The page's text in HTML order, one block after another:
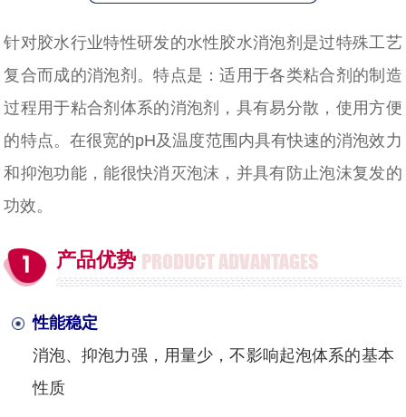
针对胶水行业特性研发的水性胶水消泡剂是过特殊工艺
复合而成的消泡剂。特点是：适用于各类粘合剂的制造
过程用于粘合剂体系的消泡剂，具有易分散，使用方便
的特点。在很宽的pH及温度范围内具有快速的消泡效力
和抑泡功能，能很快消灭泡沫，并具有防止泡沫复发的
功效。
产品优势 PRODUCT ADVANTAGES
性能稳定
消泡、抑泡力强，用量少，不影响起泡体系的基本
性质